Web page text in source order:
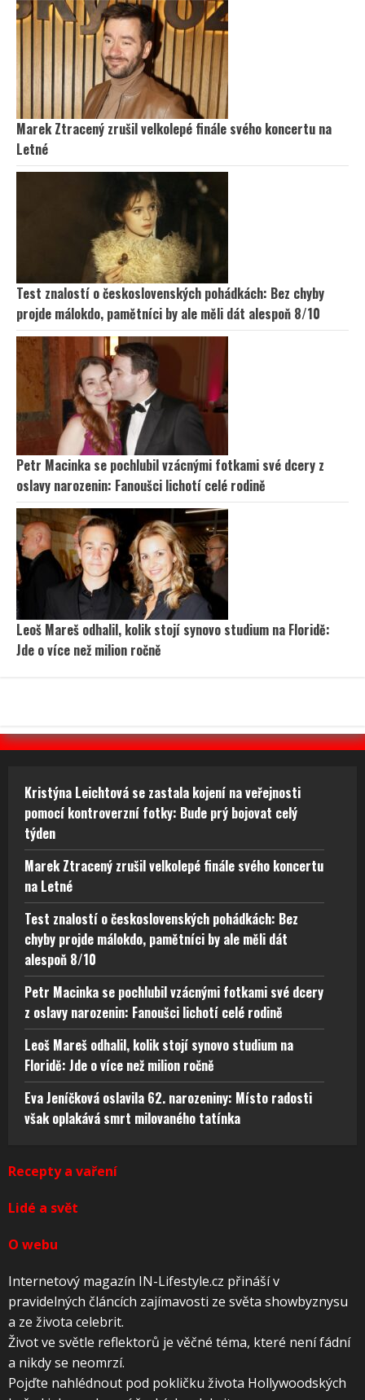
Marek Ztracený zrušil velkolepé finále svého koncertu na
Letné
Test znalostí o československých pohádkách: Bez chyby
projde málokdo, pamětníci by ale měli dát alespoň 8/10
Petr Macinka se pochlubil vzácnými fotkami své dcery z
oslavy narozenin: Fanoušci lichotí celé rodině
Leoš Mareš odhalil, kolik stojí synovo studium na Floridě:
Jde o více než milion ročně
Kristýna Leichtová se zastala kojení na veřejnosti
pomocí kontroverzní fotky: Bude prý bojovat celý
týden
Marek Ztracený zrušil velkolepé finále svého koncertu
na Letné
Test znalostí o československých pohádkách: Bez
chyby projde málokdo, pamětníci by ale měli dát
alespoň 8/10
Petr Macinka se pochlubil vzácnými fotkami své dcery
z oslavy narozenin: Fanoušci lichotí celé rodině
Leoš Mareš odhalil, kolik stojí synovo studium na
Floridě: Jde o více než milion ročně
Eva Jeníčková oslavila 62. narozeniny: Místo radosti
však oplakává smrt milovaného tatínka
Recepty a vaření
Lidé a svět
O webu
Internetový magazín IN-Lifestyle.cz přináší v
pravidelných článcích zajímavosti ze světa showbyznysu
a ze života celebrit.
Život ve světle reflektorů je věčné téma, které není fádní
a nikdy se neomrzí.
Pojďte nahlédnout pod pokličku života Hollywoodských